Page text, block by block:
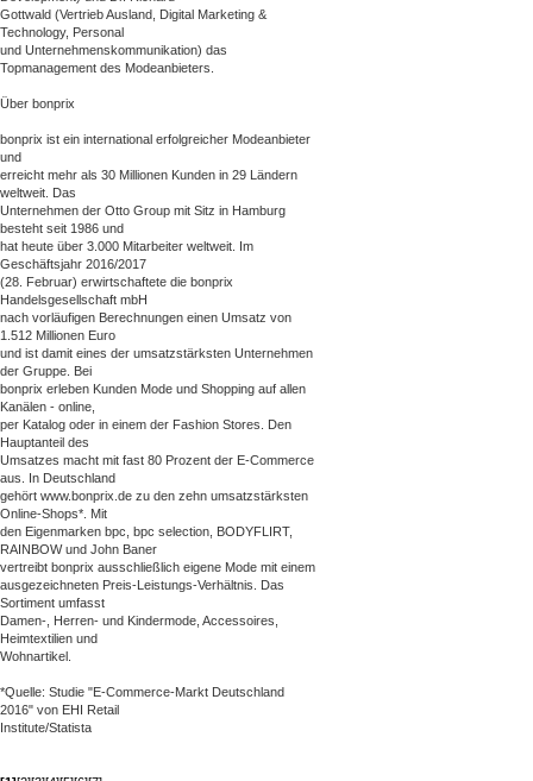
Gottwald (Vertrieb Ausland, Digital Marketing &
Technology, Personal
und Unternehmenskommunikation) das
Topmanagement des Modeanbieters.
Über bonprix
bonprix ist ein international erfolgreicher Modeanbieter
und
erreicht mehr als 30 Millionen Kunden in 29 Ländern
weltweit. Das
Unternehmen der Otto Group mit Sitz in Hamburg
besteht seit 1986 und
hat heute über 3.000 Mitarbeiter weltweit. Im
Geschäftsjahr 2016/2017
(28. Februar) erwirtschaftete die bonprix
Handelsgesellschaft mbH
nach vorläufigen Berechnungen einen Umsatz von
1.512 Millionen Euro
und ist damit eines der umsatzstärksten Unternehmen
der Gruppe. Bei
bonprix erleben Kunden Mode und Shopping auf allen
Kanälen - online,
per Katalog oder in einem der Fashion Stores. Den
Hauptanteil des
Umsatzes macht mit fast 80 Prozent der E-Commerce
aus. In Deutschland
gehört www.bonprix.de zu den zehn umsatzstärksten
Online-Shops*. Mit
den Eigenmarken bpc, bpc selection, BODYFLIRT,
RAINBOW und John Baner
vertreibt bonprix ausschließlich eigene Mode mit einem
ausgezeichneten Preis-Leistungs-Verhältnis. Das
Sortiment umfasst
Damen-, Herren- und Kindermode, Accessoires,
Heimtextilien und
Wohnartikel.
*Quelle: Studie "E-Commerce-Markt Deutschland
2016" von EHI Retail
Institute/Statista